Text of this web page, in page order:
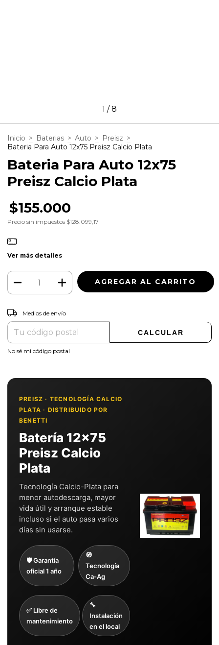
1 /8
Inicio > Baterias > Auto > Preisz >
Bateria Para Auto 12x75 Preisz Calcio Plata
Bateria Para Auto 12x75
Preisz Calcio Plata
$155.000
Precio sin impuestos $128.099,17
Ver más detalles
Entregas para el CP:
Medios de envío
CALCULAR
No sé mi código postal
PREISZ · TECNOLOGÍA CALCIO
PLATA · DISTRIBUIDO POR
BENETTI
Batería 12x75
Preisz Calcio
Plata
Tecnología Calcio-Plata para
menor autodescarga, mayor
vida útil y arranque estable
incluso si el auto pasa varios
días sin usarse.
🛡️ Garantía
oficial 1 año
🧭
Tecnología
Ca-Ag
✅ Libre de
mantenimiento
🔧
Instalación
en el local